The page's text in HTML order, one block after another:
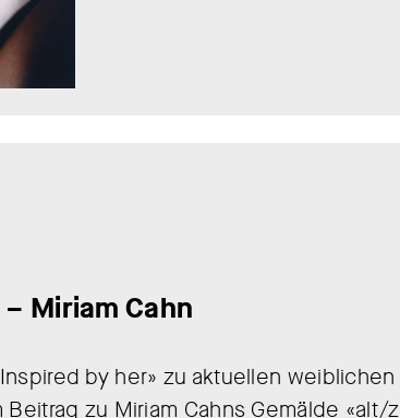
Miriam Cahn
by her» zu aktuellen
zu Miriam Cahns Gemälde «alt/